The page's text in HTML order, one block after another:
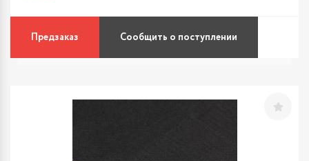
Предзаказ Сообщить о поступлении